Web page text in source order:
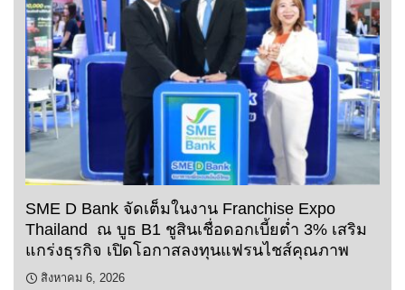
SME D Bank จัดเต็มในงาน Franchise Expo
Thailand ณ บูธ B1 ชูสินเชื่อดอกเบี้ยต่ำ 3% เสริม
แกร่งธุรกิจ เปิดโอกาสลงทุนแฟรนไชส์คุณภาพ
สิงหาคม 6, 2026